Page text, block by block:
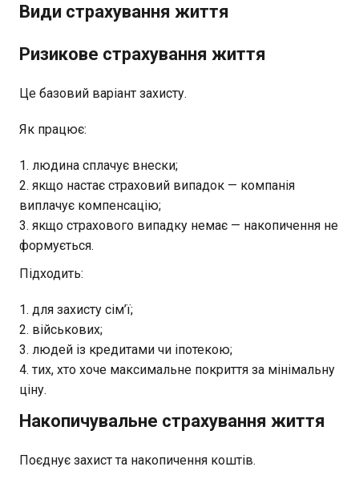
Види страхування життя
Ризикове страхування життя
Це базовий варіант захисту.
Як працює:
людина сплачує внески;
якщо настає страховий випадок — компанія
виплачує компенсацію;
якщо страхового випадку немає — накопичення не
формується.
Підходить:
для захисту сім’ї;
військових;
людей із кредитами чи іпотекою;
тих, хто хоче максимальне покриття за мінімальну
ціну.
Накопичувальне страхування життя
Поєднує захист та накопичення коштів.